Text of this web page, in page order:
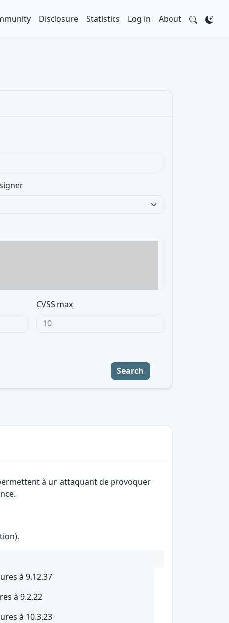
Disclosure Statistics Log in About
CVSS max
Search
à un attaquant de provoquer
à 9.12.37
à 9.2.22
à 10.3.23